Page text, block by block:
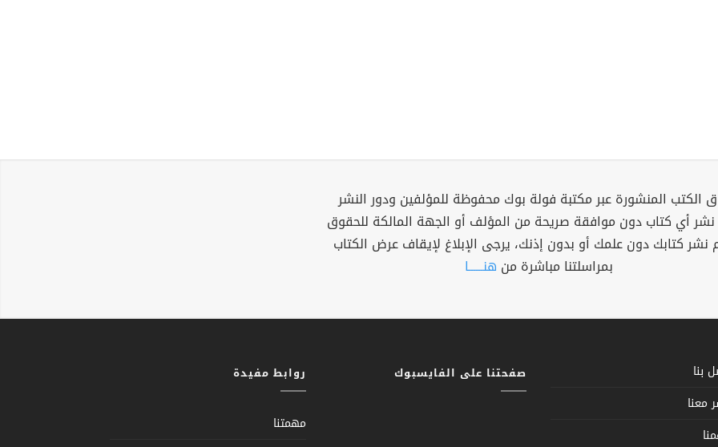
الكتب المنشورة عبر مكتبة فولة بوك محفوظة للمؤلفين ودور النشر
نشر أي كتاب دون موافقة صريحة من المؤلف أو الجهة المالكة للحقوق
نشر كتابك دون علمك أو بدون إذنك، يرجى الإبلاغ لإيقاف عرض الكتاب
بمراسلتنا مباشرة من هنــــــا
بنا
معنا
صفحتنا على الفايسبوك روابط مفيدة
مهمتنا